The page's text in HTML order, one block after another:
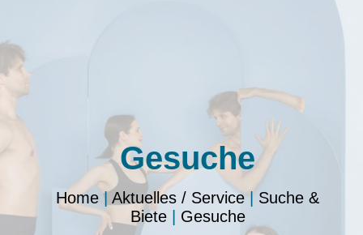
Gesuche
Home | Aktuelles / Service| Suche &
Biete| Gesuche